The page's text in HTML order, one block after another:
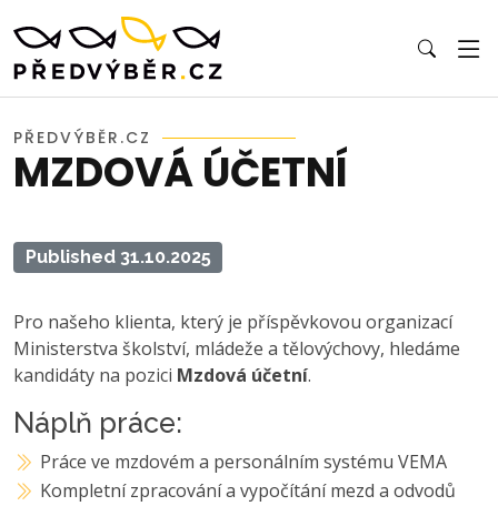
PŘEDVÝBĚR.CZ
MZDOVÁ ÚČETNÍ
Published 31.10.2025
Pro našeho klienta, který je příspěvkovou organizací
Ministerstva školství, mládeže a tělovýchovy, hledáme
kandidáty na pozici Mzdová účetní.
Náplň práce:
Práce ve mzdovém a personálním systému VEMA
Kompletní zpracování a vypočítání mezd a odvodů